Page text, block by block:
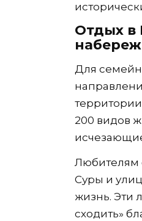
Отдых в
Для
200 видов
Любителям
Суры и
жизнь. Эти
сходить»